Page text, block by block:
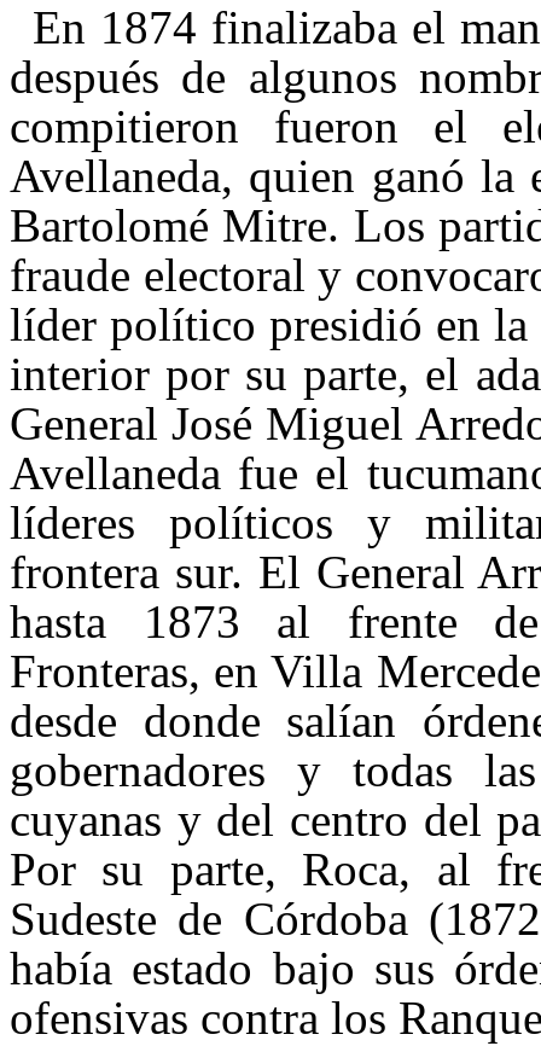
En 1874 finalizaba el
después de algunos
compitieron fueron el
Avellaneda, quien ganó
Bartolomé Mitre. Los
fraude electoral y
líder político presidió en
interior por su parte, el
General José Miguel
Avellaneda fue el
líderes políticos y
frontera sur. El General
hasta 1873 al frente
Fronteras, en Villa
desde donde salían
gobernadores y todas
cuyanas y del centro del
Por su parte, Roca, al
Sudeste de Córdoba
había estado bajo sus
ofensivas contra los